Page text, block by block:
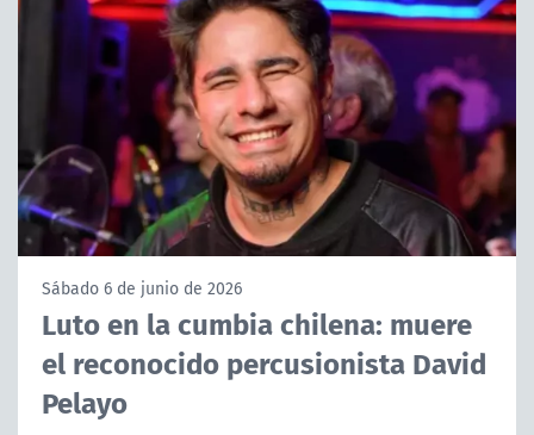
TVN VERTICAL
TVN PLAY
PROGRAMAS
TELESERIES
ACTUALIDAD Y TENDENCIAS
CORPORATIVO Y TRANSPARENCIA
Sábado 6 de junio de 2026
Luto en la cumbia chilena: muere
el reconocido percusionista David
Pelayo